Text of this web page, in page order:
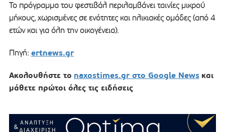
Το πρόγραμμα του φεστιβάλ περιλαμβάνει ταινίες μικρού
μήκους, χωρισμένες σε ενότητες και ηλικιακές ομάδες (από 4
ετών και για όλη την οικογένεια).
Πηγή: ertnews.gr
Ακολουθήστε το naxostimes.gr στο Google News και
μάθετε πρώτοι όλες τις ειδήσεις